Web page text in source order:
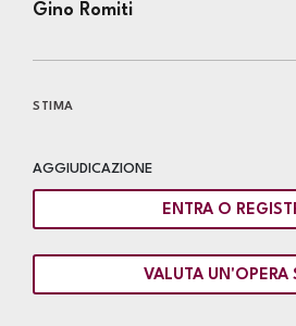
Gino Romiti
STIMA
AGGIUDICAZIONE
ENTRA O
VALUTA UN'OPERA